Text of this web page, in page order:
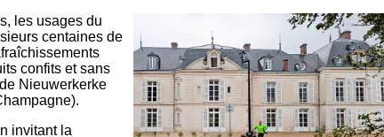
les usages du
centaines de
confits et sans
Nieuwerkerke
invitant la